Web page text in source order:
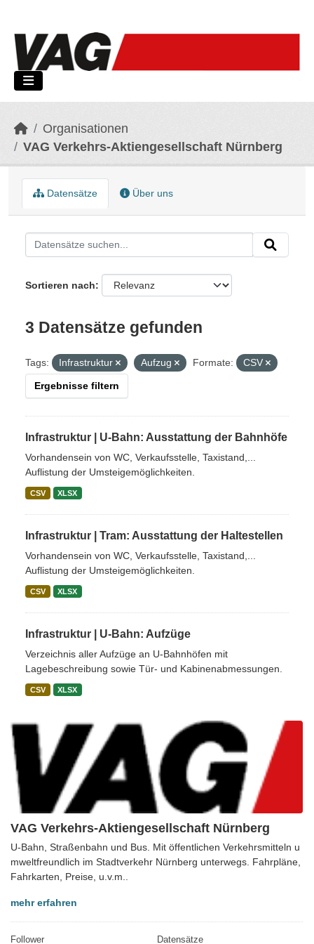
Organisationen
VAG Verkehrs-Aktiengesellschaft Nürnberg
VAG Verkehrs-Aktiengesellschaft Nürnberg
U-Bahn, Straßenbahn und Bus. Mit öffentlichen Verkehrsmitteln u
mweltfreundlich im Stadtverkehr Nürnberg unterwegs. Fahrpläne,
Fahrkarten, Preise, u.v.m..
mehr erfahren
Follower Datensätze
Datensätze Über uns
Sortieren nach
3 Datensätze gefunden
Tags: Infrastruktur Aufzug Formate: CSV
Ergebnisse filtern
Infrastruktur | U-Bahn: Ausstattung der Bahnhöfe
Vorhandensein von WC, Verkaufsstelle, Taxistand,...
Auflistung der Umsteigemöglichkeiten.
CSV XLSX
Infrastruktur | Tram: Ausstattung der Haltestellen
Vorhandensein von WC, Verkaufsstelle, Taxistand,...
Auflistung der Umsteigemöglichkeiten.
CSV XLSX
Infrastruktur | U-Bahn: Aufzüge
Verzeichnis aller Aufzüge an U-Bahnhöfen mit
Lagebeschreibung sowie Tür- und Kabinenabmessungen.
CSV XLSX